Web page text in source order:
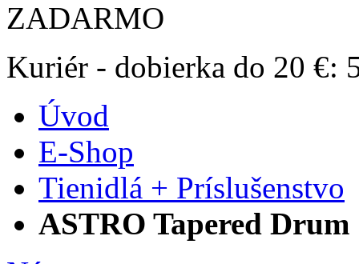
ZADARMO
Kuriér - dobierka do 20 €:
Úvod
E-Shop
Tienidlá + Príslušenstvo
ASTRO Tapered Drum